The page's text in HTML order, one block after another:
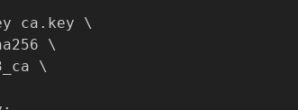
ca.key \
\
\